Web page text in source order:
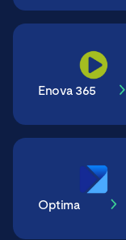
Enova 365
Optima